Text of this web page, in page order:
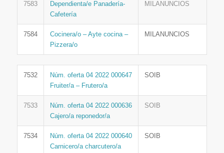
7583
Dependienta/e Panadería-
Cafetería
MILANUNCIOS
7584
Cocinera/o – Ayte cocina –
Pizzera/o
MILANUNCIOS
7532
Núm. oferta 04 2022 000647
Fruiter/a – Frutero/a
SOIB
7533
Núm. oferta 04 2022 000636
Cajero/a reponedor/a
SOIB
7534
Núm. oferta 04 2022 000640
Carnicero/a charcutero/a
SOIB